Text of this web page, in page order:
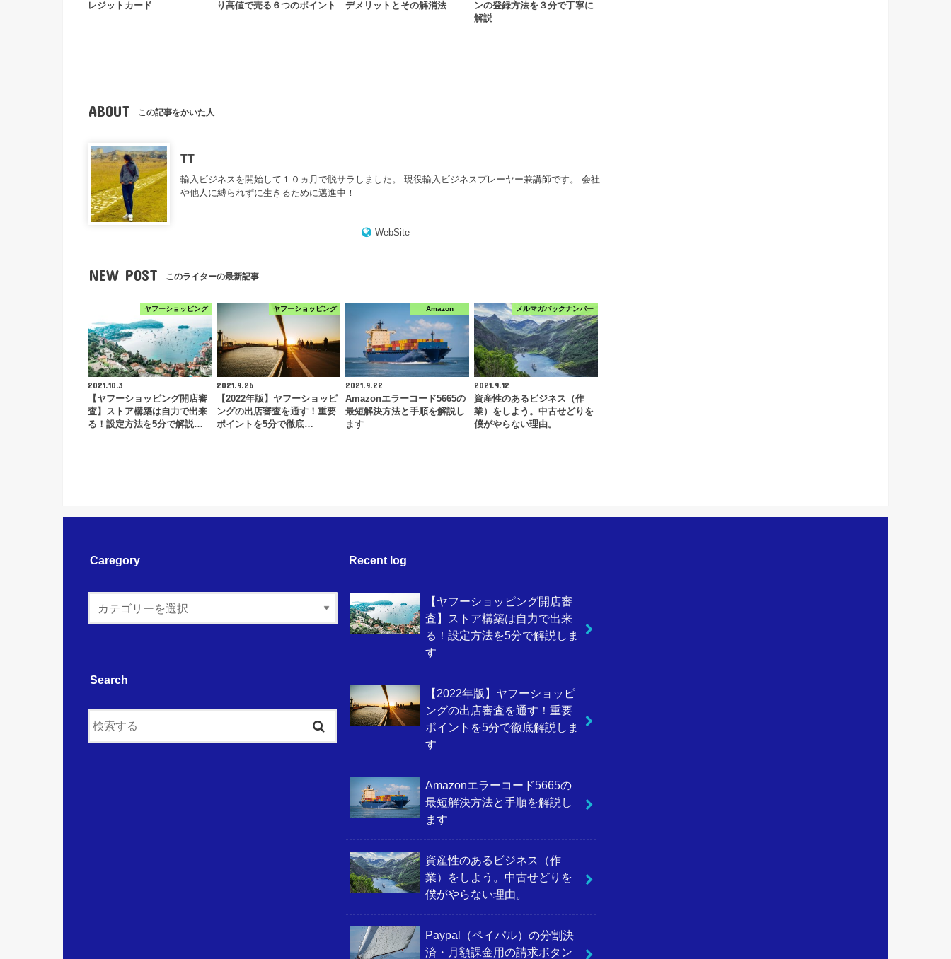
レジットカード
り高値で売る６つのポイント
デメリットとその解消法
ンの登録方法を３分で丁寧に
解説
ABOUT この記事をかいた人
TT
輸入ビジネスを開始して１０ヵ月で脱サラしました。 現役輸入ビジネスプレーヤー兼講師です。 会社
や他人に縛られずに生きるために邁進中！
WebSite
NEW POST このライターの最新記事
ヤフーショッピング
2021.10.3
【ヤフーショッピング開店審
査】ストア構築は自力で出来
る！設定方法を5分で解説…
ヤフーショッピング
2021.9.26
【2022年版】ヤフーショッピ
ングの出店審査を通す！重要
ポイントを5分で徹底…
Amazon
2021.9.22
Amazonエラーコード5665の
最短解決方法と手順を解説し
ます
メルマガバックナンバー
2021.9.12
資産性のあるビジネス（作
業）をしよう。中古せどりを
僕がやらない理由。
Caregory
Search
Recent log
【ヤフーショッピング開店審
査】ストア構築は自力で出来
る！設定方法を5分で解説しま
す
【2022年版】ヤフーショッピ
ングの出店審査を通す！重要
ポイントを5分で徹底解説しま
す
Amazonエラーコード5665の
最短解決方法と手順を解説し
ます
資産性のあるビジネス（作
業）をしよう。中古せどりを
僕がやらない理由。
Paypal（ペイパル）の分割決
済・月額課金用の請求ボタン